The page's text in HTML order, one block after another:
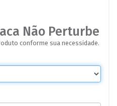
Não Perturbe
conforme sua necessidade.